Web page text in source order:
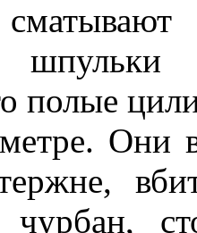
полые
Они
чурбан,